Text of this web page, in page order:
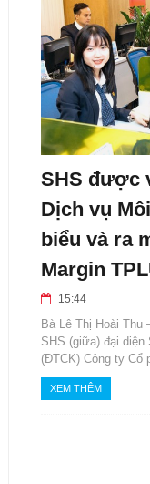
SHS được
Dịch vụ
biểu và ra
Margin
15:44
Bà Lê Thị Hoài Thu
SHS (giữa) đại diện
(ĐTCK) Công ty Cổ
XEM THÊM